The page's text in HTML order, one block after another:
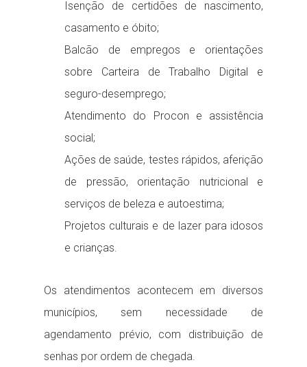
Isenção de certidões de nascimento,
casamento e óbito;
Balcão de empregos e orientações
sobre Carteira de Trabalho Digital e
seguro-desemprego;
Atendimento do Procon e assistência
social;
Ações de saúde, testes rápidos, aferição
de pressão, orientação nutricional e
serviços de beleza e autoestima;
Projetos culturais e de lazer para idosos
e crianças.
Os atendimentos acontecem em diversos
municípios, sem necessidade de
agendamento prévio, com distribuição de
senhas por ordem de chegada.